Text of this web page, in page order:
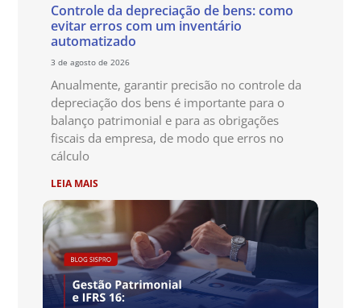
Controle da depreciação de bens: como
evitar erros com um inventário
automatizado
3 de agosto de 2026
Anualmente, garantir precisão no controle da
depreciação dos bens é importante para o
balanço patrimonial e para as obrigações
fiscais da empresa, de modo que erros no
cálculo
LEIA MAIS